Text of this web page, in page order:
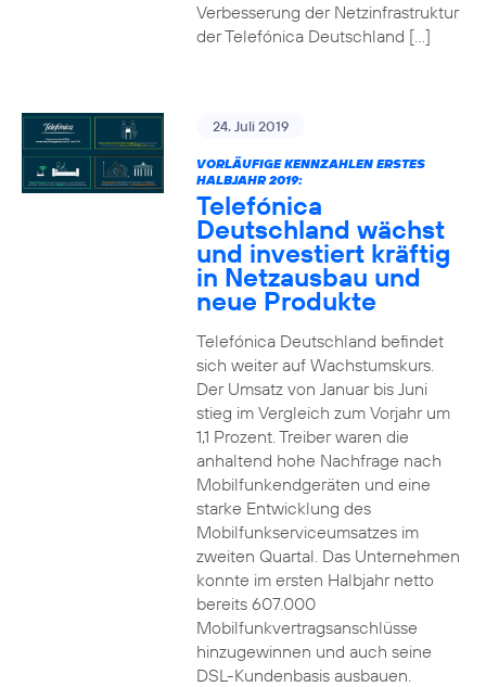
Verbesserung der Netzinfrastruktur
der Telefónica Deutschland […]
24. Juli 2019
VORLÄUFIGE KENNZAHLEN ERSTES
HALBJAHR 2019:
Telefónica
Deutschland wächst
und investiert kräftig
in Netzausbau und
neue Produkte
Telefónica Deutschland befindet
sich weiter auf Wachstumskurs.
Der Umsatz von Januar bis Juni
stieg im Vergleich zum Vorjahr um
1,1 Prozent. Treiber waren die
anhaltend hohe Nachfrage nach
Mobilfunkendgeräten und eine
starke Entwicklung des
Mobilfunkserviceumsatzes im
zweiten Quartal. Das Unternehmen
konnte im ersten Halbjahr netto
bereits 607.000
Mobilfunkvertragsanschlüsse
hinzugewinnen und auch seine
DSL-Kundenbasis ausbauen.